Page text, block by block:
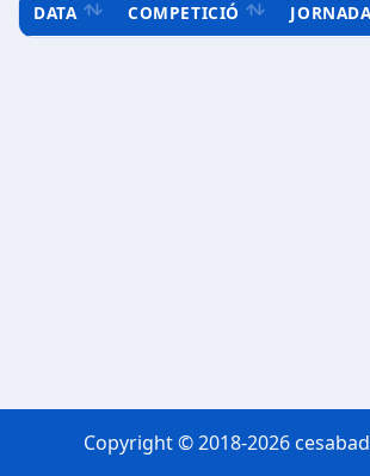
DATA COMPETICIÓ
Copyright © 2018-2026